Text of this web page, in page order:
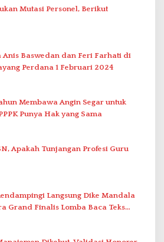
Mutasi Personel, Berikut
Anis Baswedan dan Feri Farhati di
Perdana 1 Februari 2024
Membawa Angin Segar untuk
Punya Hak yang Sama
Apakah Tunjangan Profesi Guru
Grand Finalis Lomba Baca Teks
Bung Karno di Bali